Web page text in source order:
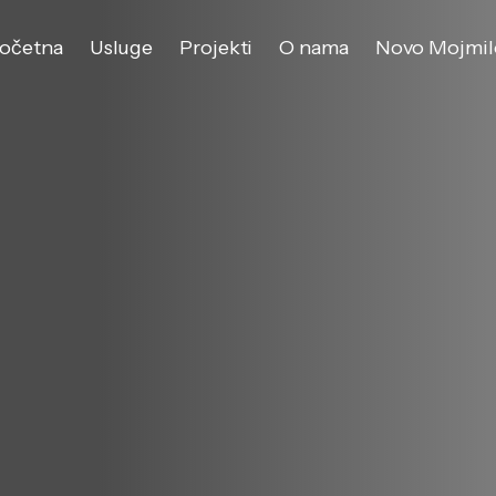
Usluge Projekti O nama Novo